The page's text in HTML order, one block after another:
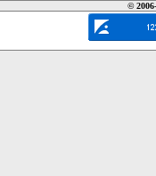
©